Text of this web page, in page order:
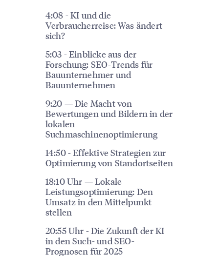
4:08 - KI und die
Verbraucherreise: Was ändert
sich?
5:03 - Einblicke aus der
Forschung: SEO-Trends für
Bauunternehmer und
Bauunternehmen
9:20 — Die Macht von
Bewertungen und Bildern in der
lokalen
Suchmaschinenoptimierung
14:50 - Effektive Strategien zur
Optimierung von Standortseiten
18:10 Uhr — Lokale
Leistungsoptimierung: Den
Umsatz in den Mittelpunkt
stellen
20:55 Uhr - Die Zukunft der KI
in den Such- und SEO-
Prognosen für 2025